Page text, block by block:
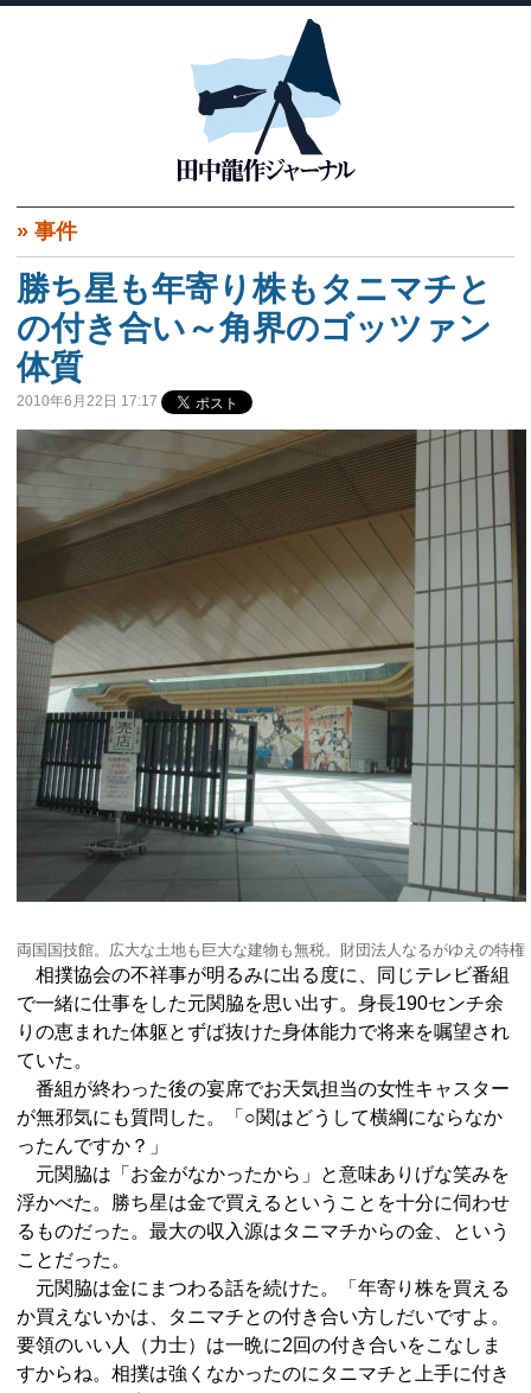
» 事件
勝ち星も年寄り株もタニマチと
の付き合い～角界のゴッツァン
体質
2010年6月22日 17:17
両国国技館。広大な土地も巨大な建物も無税。財団法人なるがゆえの特
相撲協会の不祥事が明るみに出る度に、同じテレビ番組
で一緒に仕事をした元関脇を思い出す。身長190センチ余
りの恵まれた体躯とずば抜けた身体能力で将来を嘱望され
ていた。
番組が終わった後の宴席でお天気担当の女性キャスター
が無邪気にも質問した。「○関はどうして横綱にならなか
ったんですか？」
元関脇は「お金がなかったから」と意味ありげな笑みを
浮かべた。勝ち星は金で買えるということを十分に伺わせ
るものだった。最大の収入源はタニマチからの金、という
ことだった。
元関脇は金にまつわる話を続けた。「年寄り株を買える
か買えないかは、タニマチとの付き合い方しだいですよ。
要領のいい人（力士）は一晩に2回の付き合いをこなしま
すからね。相撲は強くなかったのにタニマチと上手に付き